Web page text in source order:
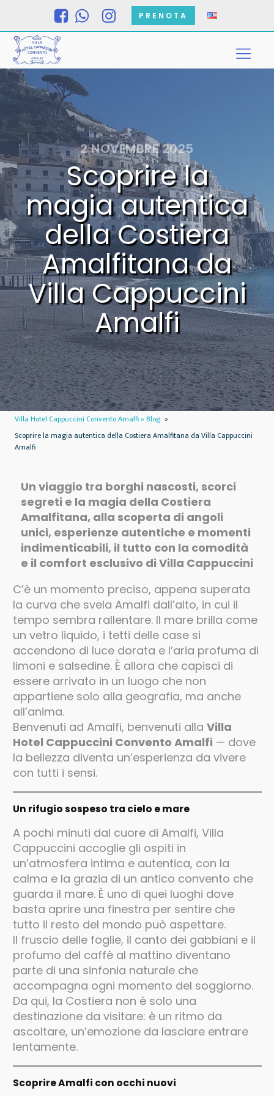
PRENOTA
2 NOVEMBRE 2025
Scoprire la
magia autentica
della Costiera
Amalfitana da
Villa Cappuccini
Amalfi
Villa Hotel Cappuccini Convento Amalfi » Blog »
Scoprire la magia autentica della Costiera Amalfitana da Villa Cappuccini
Amalfi
Un viaggio tra borghi nascosti, scorci
segreti e la magia della Costiera
Amalfitana, alla scoperta di angoli
unici, esperienze autentiche e momenti
indimenticabili, il tutto con la comodità
e il comfort esclusivo di Villa Cappuccini
C’è un momento preciso, appena superata
la curva che svela Amalfi dall’alto, in cui il
tempo sembra rallentare. Il mare brilla come
un vetro liquido, i tetti delle case si
accendono di luce dorata e l’aria profuma di
limoni e salsedine. È allora che capisci di
essere arrivato in un luogo che non
appartiene solo alla geografia, ma anche
all’anima.
Benvenuti ad Amalfi, benvenuti alla Villa
Hotel Cappuccini Convento Amalfi — dove
la bellezza diventa un’esperienza da vivere
con tutti i sensi.
Un rifugio sospeso tra cielo e mare
A pochi minuti dal cuore di Amalfi, Villa
Cappuccini accoglie gli ospiti in
un’atmosfera intima e autentica, con la
calma e la grazia di un antico convento che
guarda il mare. È uno di quei luoghi dove
basta aprire una finestra per sentire che
tutto il resto del mondo può aspettare.
Il fruscio delle foglie, il canto dei gabbiani e il
profumo del caffè al mattino diventano
parte di una sinfonia naturale che
accompagna ogni momento del soggiorno.
Da qui, la Costiera non è solo una
destinazione da visitare: è un ritmo da
ascoltare, un’emozione da lasciare entrare
lentamente.
Scoprire Amalfi con occhi nuovi